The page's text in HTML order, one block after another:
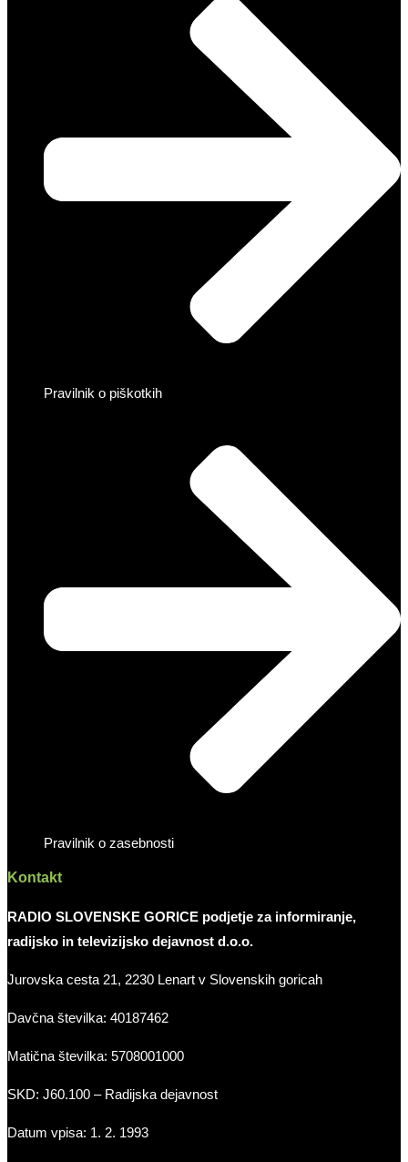
Pravilnik o piškotkih
Pravilnik o zasebnosti
Kontakt
RADIO SLOVENSKE GORICE podjetje za informiranje,
radijsko in televizijsko dejavnost d.o.o.
Jurovska cesta 21, 2230 Lenart v Slovenskih goricah
Davčna številka: 40187462
Matična številka: 5708001000
SKD: J60.100 – Radijska dejavnost
Datum vpisa: 1. 2. 1993